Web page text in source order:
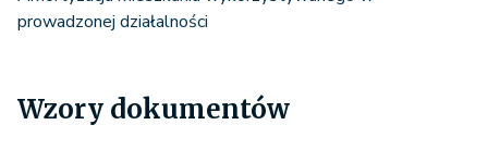
prowadzonej działalności
Wzory dokumentów